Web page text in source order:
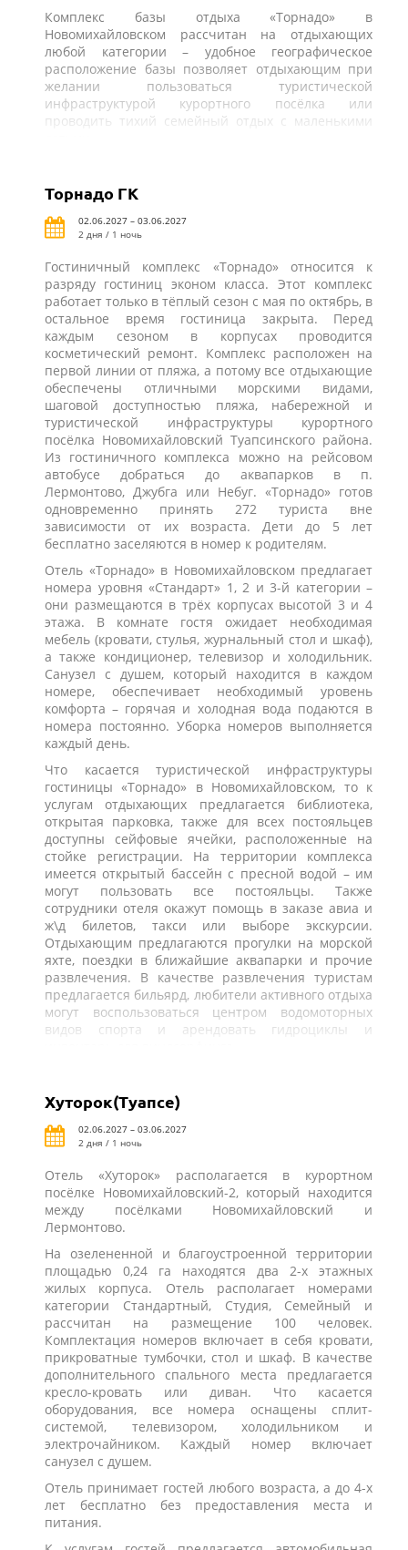
Комплекс базы отдыха «Торнадо» в
Новомихайловском рассчитан на отдыхающих
любой категории – удобное географическое
расположение базы позволяет отдыхающим при
желании пользоваться туристической
инфраструктурой курортного посёлка или
проводить тихий семейный отдых с маленькими
Торнадо ГК
02.06.2027 – 03.06.2027
2 дня / 1 ночь
Гостиничный комплекс «Торнадо» относится к
разряду гостиниц эконом класса. Этот комплекс
работает только в тёплый сезон с мая по октябрь, в
остальное время гостиница закрыта. Перед
каждым сезоном в корпусах проводится
косметический ремонт. Комплекс расположен на
первой линии от пляжа, а потому все отдыхающие
обеспечены отличными морскими видами,
шаговой доступностью пляжа, набережной и
туристической инфраструктуры курортного
посёлка Новомихайловский Туапсинского района.
Из гостиничного комплекса можно на рейсовом
автобусе добраться до аквапарков в п.
Лермонтово, Джубга или Небуг. «Торнадо» готов
одновременно принять 272 туриста вне
зависимости от их возраста. Дети до 5 лет
бесплатно заселяются в номер к родителям.
Отель «Торнадо» в Новомихайловском предлагает
номера уровня «Стандарт» 1, 2 и 3-й категории –
они размещаются в трёх корпусах высотой 3 и 4
этажа. В комнате гостя ожидает необходимая
мебель (кровати, стулья, журнальный стол и шкаф),
а также кондиционер, телевизор и холодильник.
Санузел с душем, который находится в каждом
номере, обеспечивает необходимый уровень
комфорта – горячая и холодная вода подаются в
номера постоянно. Уборка номеров выполняется
каждый день.
Что касается туристической инфраструктуры
гостиницы «Торнадо» в Новомихайловском, то к
услугам отдыхающих предлагается библиотека,
открытая парковка, также для всех постояльцев
доступны сейфовые ячейки, расположенные на
стойке регистрации. На территории комплекса
имеется открытый бассейн с пресной водой – им
могут пользовать все постояльцы. Также
сотрудники отеля окажут помощь в заказе авиа и
ж\д билетов, такси или выборе экскурсии.
Отдыхающим предлагаются прогулки на морской
яхте, поездки в ближайшие аквапарки и прочие
развлечения. В качестве развлечения туристам
предлагается бильярд, любители активного отдыха
могут воспользоваться центром водомоторных
видов спорта и арендовать гидроциклы и
Хуторок(Туапсе)
02.06.2027 – 03.06.2027
2 дня / 1 ночь
Отель «Хуторок» располагается в курортном
посёлке Новомихайловский-2, который находится
между посёлками Новомихайловский и
Лермонтово.
На озелененной и благоустроенной территории
площадью 0,24 га находятся два 2-х этажных
жилых корпуса. Отель располагает номерами
категории Стандартный, Студия, Семейный и
рассчитан на размещение 100 человек.
Комплектация номеров включает в себя кровати,
прикроватные тумбочки, стол и шкаф. В качестве
дополнительного спального места предлагается
кресло-кровать или диван. Что касается
оборудования, все номера оснащены сплит-
системой, телевизором, холодильником и
электрочайником. Каждый номер включает
санузел с душем.
Отель принимает гостей любого возраста, а до 4-х
лет бесплатно без предоставления места и
питания.